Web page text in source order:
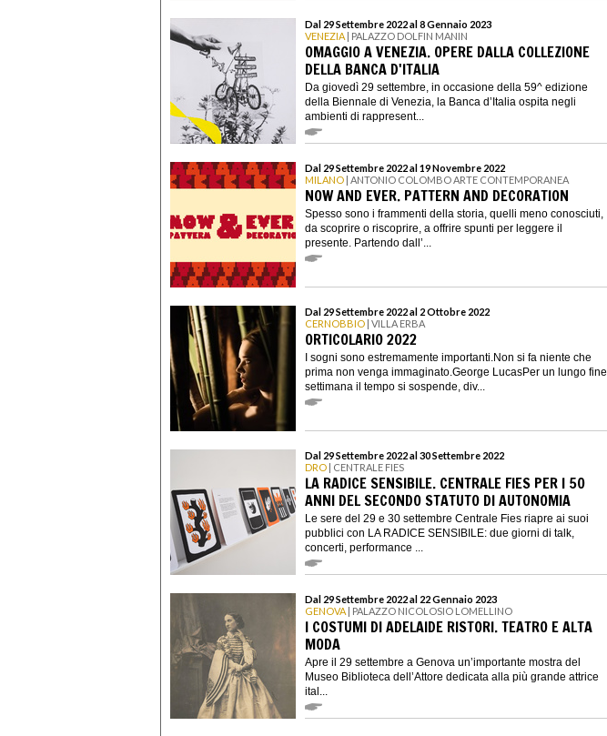
Dal 29 Settembre 2022 al 8 Gennaio 2023
VENEZIA | PALAZZO DOLFIN MANIN
OMAGGIO A VENEZIA. OPERE DALLA COLLEZIONE
DELLA BANCA D'ITALIA
Da giovedì 29 settembre, in occasione della 59^ edizione
della Biennale di Venezia, la Banca d’Italia ospita negli
ambienti di rappresent...
Dal 29 Settembre 2022 al 19 Novembre 2022
MILANO | ANTONIO COLOMBO ARTE CONTEMPORANEA
NOW AND EVER. PATTERN AND DECORATION
Spesso sono i frammenti della storia, quelli meno conosciuti,
da scoprire o riscoprire, a offrire spunti per leggere il
presente. Partendo dall’...
Dal 29 Settembre 2022 al 2 Ottobre 2022
CERNOBBIO | VILLA ERBA
ORTICOLARIO 2022
I sogni sono estremamente importanti.Non si fa niente che
prima non venga immaginato.George LucasPer un lungo fine
settimana il tempo si sospende, div...
Dal 29 Settembre 2022 al 30 Settembre 2022
DRO | CENTRALE FIES
LA RADICE SENSIBILE. CENTRALE FIES PER I 50
ANNI DEL SECONDO STATUTO DI AUTONOMIA
Le sere del 29 e 30 settembre Centrale Fies riapre ai suoi
pubblici con LA RADICE SENSIBILE: due giorni di talk,
concerti, performance ...
Dal 29 Settembre 2022 al 22 Gennaio 2023
GENOVA | PALAZZO NICOLOSIO LOMELLINO
I COSTUMI DI ADELAIDE RISTORI. TEATRO E ALTA
MODA
Apre il 29 settembre a Genova un’importante mostra del
Museo Biblioteca dell’Attore dedicata alla più grande attrice
ital...